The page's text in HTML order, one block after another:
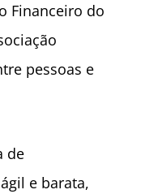
Financeiro do
pessoas e
de
e barata,